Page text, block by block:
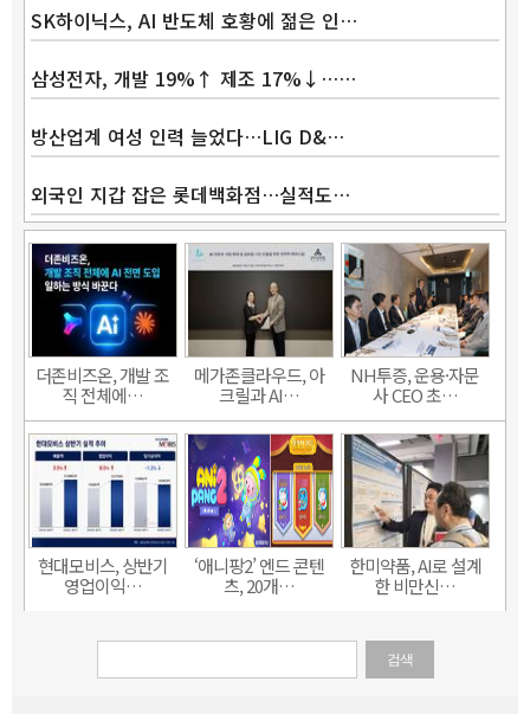
SK하이닉스, AI 반도체 호황에 젊은 인…
삼성전자, 개발 19%↑ 제조 17%↓……
방산업계 여성 인력 늘었다…LIG D&…
외국인 지갑 잡은 롯데백화점…실적도…
더존비즈온, 개발 조
직 전체에…
메가존클라우드, 아
크릴과 AI…
NH투증, 운용·자문
사 CEO 초…
현대모비스, 상반기
영업이익…
‘애니팡2’ 엔드 콘텐
츠, 20개…
한미약품, AI로 설계
한 비만신…
검색